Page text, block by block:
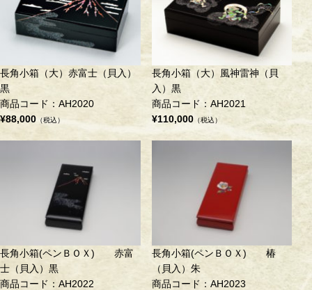
長角小箱（大）赤富士（貝入）
黒
商品コード：AH2020
¥88,000 （税込）
長角小箱（大）風神雷神（貝
入）黒
商品コード：AH2021
¥110,000（税込）
長角小箱(ペンＢＯＸ) 赤富
士（貝入）黒
商品コード：AH2022
長角小箱(ペンＢＯＸ) 椿
（貝入）朱
商品コード：AH2023